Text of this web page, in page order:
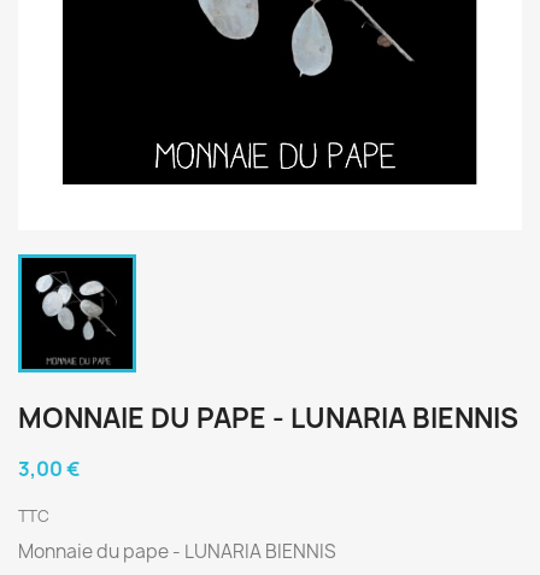
MONNAIE DU PAPE - LUNARIA BIENNIS
3,00 €
TTC
Monnaie du pape - LUNARIA BIENNIS